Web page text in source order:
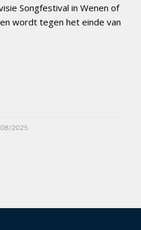
Songfestival in Wenen of
wordt tegen het einde van
2025